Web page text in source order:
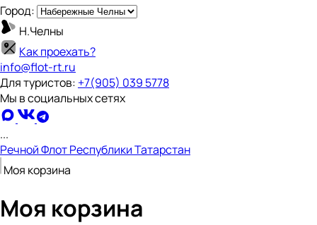
Город:
Н.Челны
Как проехать?
info@flot-rt.ru
Для туристов: +7(905) 039 5778
Мы в социальных сетях
...
Речной Флот Республики Татарстан
Моя корзина
Моя корзина